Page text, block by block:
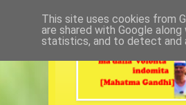
This site uses cookies from
are shared with Google
statistics, and to detect and